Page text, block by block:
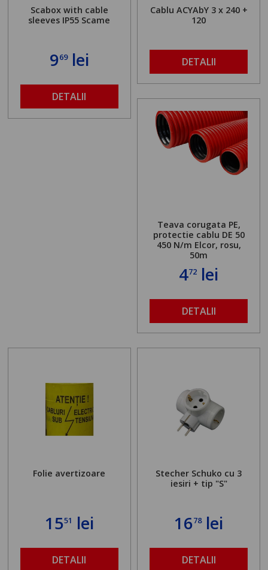
Scabox with cable
sleeves IP55 Scame
969lei
DETALII
Cablu ACYAbY 3 x 240 +
120
DETALII
Teava corugata PE,
protectie cablu DE 50
450 N/m Elcor, rosu,
50m
472 lei
DETALII
Folie avertizoare
1551 lei
DETALII
Stecher Schuko cu 3
iesiri + tip "S"
1678lei
DETALII